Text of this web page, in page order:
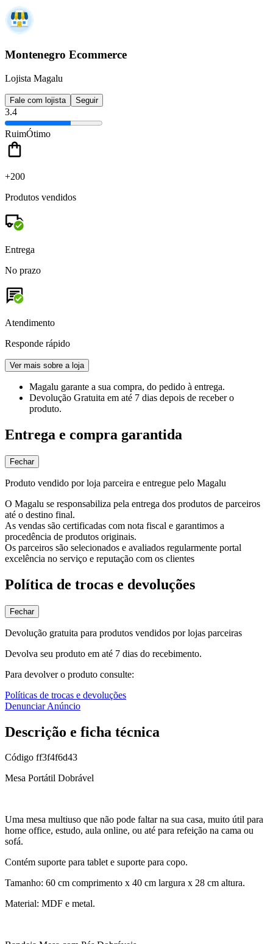
Montenegro Ecommerce
Lojista Magalu
Fale com lojista Seguir
3.4
RuimÓtimo
+200
Produtos vendidos
Entrega
No prazo
Atendimento
Responde rápido
Ver mais sobre a loja
Magalu garante a sua compra, do pedido à entrega.
Devolução Gratuita em até 7 dias depois de receber o
produto.
Entrega e compra garantida
Fechar
Produto vendido por loja parceira e entregue pelo Magalu
O Magalu se responsabiliza pela entrega dos produtos de parceiros
até o destino final.
As vendas são certificadas com nota fiscal e garantimos a
procedência de produtos originais.
Os parceiros são selecionados e avaliados regularmente portal
excelência no serviço e reputação com os clientes
Política de trocas e devoluções
Fechar
Devolução gratuita para produtos vendidos por lojas parceiras
Devolva seu produto em até 7 dias do recebimento.
Para devolver o produto consulte:
Políticas de trocas e devoluções
Denunciar Anúncio
Descrição e ficha técnica
Código ff3f4f6d43
Mesa Portátil Dobrável
Uma mesa multiuso que não pode faltar na sua casa, muito útil para
home office, estudo, aula online, ou até para refeição na cama ou
sofá.
Contém suporte para tablet e suporte para copo.
Tamanho: 60 cm comprimento x 40 cm largura x 28 cm altura.
Material: MDF e metal.